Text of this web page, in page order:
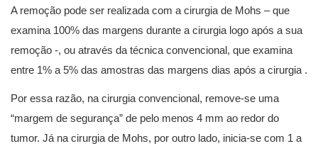
A remoção pode ser realizada com a cirurgia de Mohs – que
examina 100% das margens durante a cirurgia logo após a sua
remoção -, ou através da técnica convencional, que examina
entre 1% a 5% das amostras das margens dias após a cirurgia .
Por essa razão, na cirurgia convencional, remove-se uma
“margem de segurança” de pelo menos 4 mm ao redor do
tumor. Já na cirurgia de Mohs, por outro lado, inicia-se com 1 a